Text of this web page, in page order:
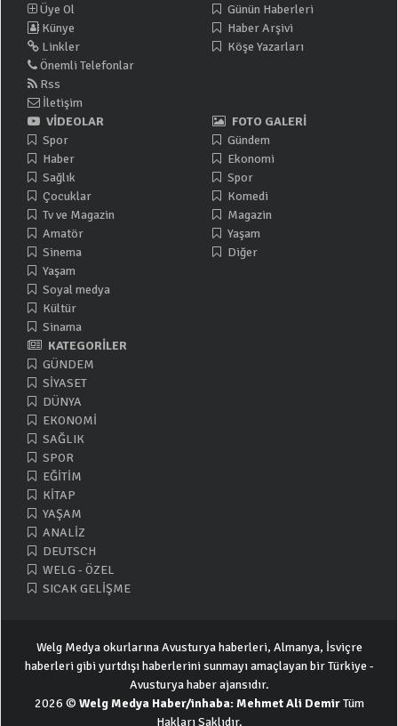
Üye Ol
Künye
Linkler
Önemli Telefonlar
Rss
İletişim
Günün Haberleri
Haber Arşivi
Köşe Yazarları
VİDEOLAR
Spor
Haber
Sağlık
Çocuklar
Tv ve Magazin
Amatör
Sinema
Yaşam
Soyal medya
Kültür
Sinama
FOTO GALERİ
Gündem
Ekonomi
Spor
Komedi
Magazin
Yaşam
Diğer
KATEGORİLER
GÜNDEM
SİYASET
DÜNYA
EKONOMİ
SAĞLIK
SPOR
EĞİTİM
KİTAP
YAŞAM
ANALİZ
DEUTSCH
WELG - ÖZEL
SICAK GELİŞME
Welg Medya okurlarına Avusturya haberleri, Almanya, İsviçre
haberleri gibi yurtdışı haberlerini sunmayı amaçlayan bir Türkiye -
Avusturya haber ajansıdır.
2026 © Welg Medya Haber/inhaba: Mehmet Ali DemirTüm
Hakları Saklıdır.